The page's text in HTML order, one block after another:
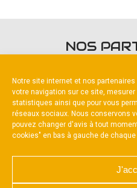
Notre site internet et nos
votre navigation sur ce site,
statistiques ainsi que pour vous
réseaux sociaux. Nous conservons
pouvez changer d'avis à tout
cookies" en bas à gauche de
NOS
Partenaire